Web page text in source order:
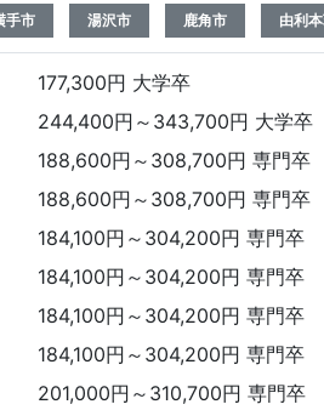
手市 湯沢市 鹿角市 由利
177,300円 大学卒
244,400円～343,700円 大学卒
188,600円～308,700円 専門卒
188,600円～308,700円 専門卒
184,100円～304,200円 専門卒
184,100円～304,200円 専門卒
184,100円～304,200円 専門卒
184,100円～304,200円 専門卒
201,000円～310,700円 専門卒